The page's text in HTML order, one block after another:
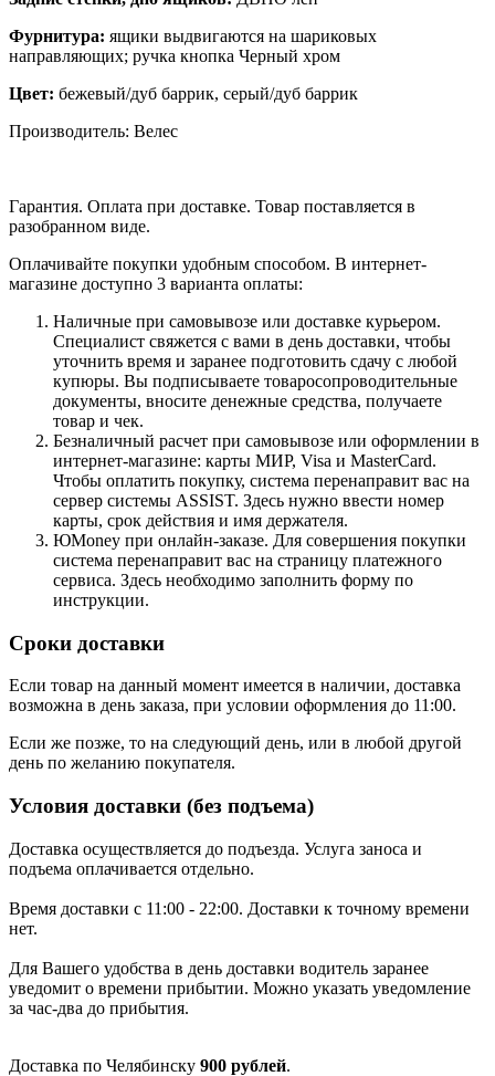
Фурнитура: ящики выдвигаются на шариковых
направляющих; ручка кнопка Черный хром
Цвет: бежевый/дуб баррик, серый/дуб баррик
Производитель: Велес
Гарантия. Оплата при доставке. Товар поставляется в
разобранном виде.
Оплачивайте покупки удобным способом. В интернет-
магазине доступно 3 варианта оплаты:
Наличные при самовывозе или доставке курьером.
Специалист свяжется с вами в день доставки, чтобы
уточнить время и заранее подготовить сдачу с любой
купюры. Вы подписываете товаросопроводительные
документы, вносите денежные средства, получаете
товар и чек.
Безналичный расчет при самовывозе или оформлении в
интернет-магазине: карты МИР, Visa и MasterCard.
Чтобы оплатить покупку, система перенаправит вас на
сервер системы ASSIST. Здесь нужно ввести номер
карты, срок действия и имя держателя.
ЮMoney при онлайн-заказе. Для совершения покупки
система перенаправит вас на страницу платежного
сервиса. Здесь необходимо заполнить форму по
инструкции.
Сроки доставки
Если товар на данный момент имеется в наличии, доставка
возможна в день заказа, при условии оформления до 11:00.
Если же позже, то на следующий день, или в любой другой
день по желанию покупателя.
Условия доставки (без подъема)
Доставка осуществляется до подъезда. Услуга заноса и
подъема оплачивается отдельно.
Время доставки с 11:00 - 22:00. Доставки к точному времени
нет.
Для Вашего удобства в день доставки водитель заранее
уведомит о времени прибытии. Можно указать уведомление
за час-два до прибытия.
Доставка по Челябинску 900 рублей.